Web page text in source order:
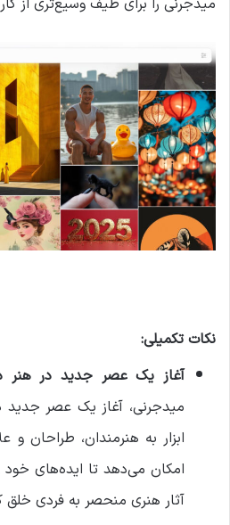
میدجرنی را برای طیف وسیع‌تری از
نکات تکمیلی:
آغاز یک عصر جدید در هنر
میدجرنی، آغاز یک عصر
ابزار به هنرمندان، طراحان و
امکان می‌دهد تا ایده‌های خود
آثار هنری منحصر به فردی خلق